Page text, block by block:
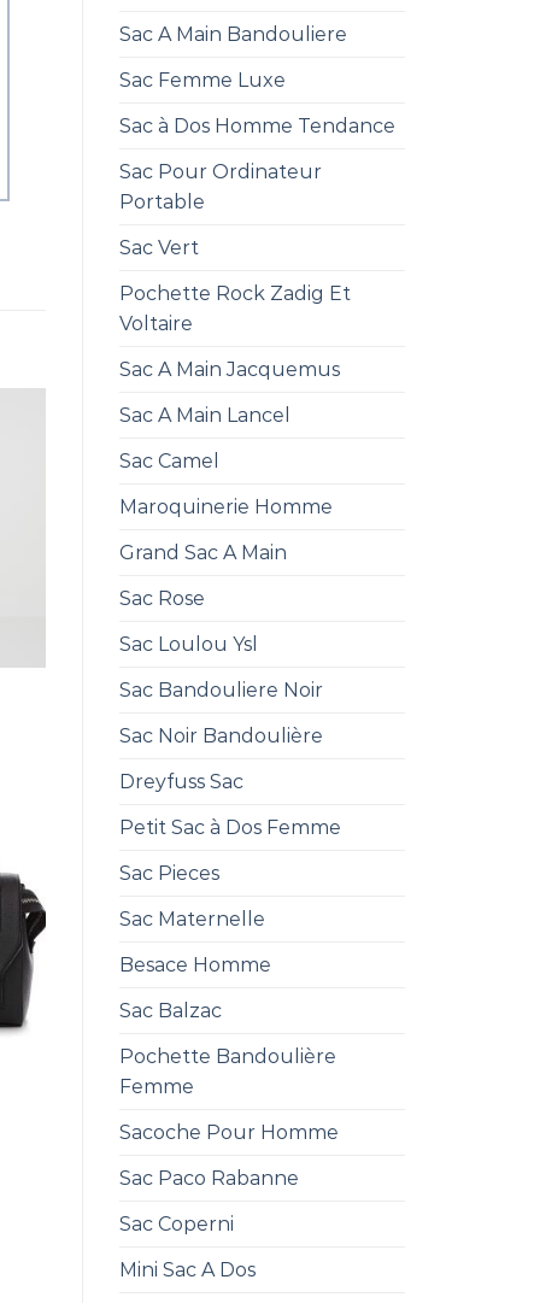
Sac A Main Bandouliere
Sac Femme Luxe
Sac à Dos Homme Tendance
Sac Pour Ordinateur
Portable
Sac Vert
Pochette Rock Zadig Et
Voltaire
Sac A Main Jacquemus
Sac A Main Lancel
Sac Camel
Maroquinerie Homme
Grand Sac A Main
Sac Rose
Sac Loulou Ysl
Sac Bandouliere Noir
Sac Noir Bandoulière
Dreyfuss Sac
Petit Sac à Dos Femme
Sac Pieces
Sac Maternelle
Besace Homme
Sac Balzac
Pochette Bandoulière
Femme
Sacoche Pour Homme
Sac Paco Rabanne
Sac Coperni
Mini Sac A Dos